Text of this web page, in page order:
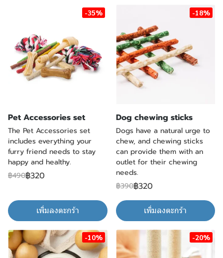
-35%
Pet Accessories set
The Pet Accessories set
includes everything your
furry friend needs to stay
happy and healthy.
฿490฿320
เพิ่มลงตะกร้า
-18%
Dog chewing sticks
Dogs have a natural urge to
chew, and chewing sticks
can provide them with an
outlet for their chewing
needs.
฿390฿320
เพิ่มลงตะกร้า
-10% -20%